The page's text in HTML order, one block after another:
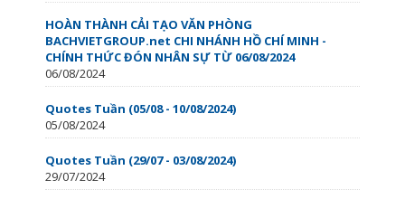
HOÀN THÀNH CẢI TẠO VĂN PHÒNG
BACHVIETGROUP.net CHI NHÁNH HỒ CHÍ MINH -
CHÍNH THỨC ĐÓN NHÂN SỰ TỪ 06/08/2024
06/08/2024
Quotes Tuần (05/08 - 10/08/2024)
05/08/2024
Quotes Tuần (29/07 - 03/08/2024)
29/07/2024